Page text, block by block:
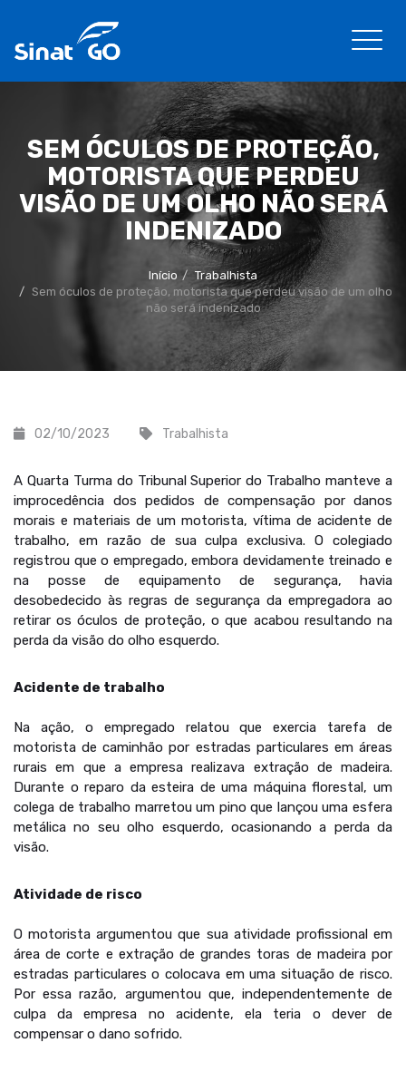
SEM ÓCULOS DE PROTEÇÃO,
MOTORISTA QUE PERDEU
VISÃO DE UM OLHO NÃO SERÁ
INDENIZADO
Início
Trabalhista
Sem óculos de proteção, motorista que perdeu visão de um olho
não será indenizado
02/10/2023 Trabalhista
A Quarta Turma do Tribunal Superior do Trabalho manteve a
improcedência dos pedidos de compensação por danos
morais e materiais de um motorista, vítima de acidente de
trabalho, em razão de sua culpa exclusiva. O colegiado
registrou que o empregado, embora devidamente treinado e
na posse de equipamento de segurança, havia
desobedecido às regras de segurança da empregadora ao
retirar os óculos de proteção, o que acabou resultando na
perda da visão do olho esquerdo.
Acidente de trabalho
Na ação, o empregado relatou que exercia tarefa de
motorista de caminhão por estradas particulares em áreas
rurais em que a empresa realizava extração de madeira.
Durante o reparo da esteira de uma máquina florestal, um
colega de trabalho marretou um pino que lançou uma esfera
metálica no seu olho esquerdo, ocasionando a perda da
visão.
Atividade de risco
O motorista argumentou que sua atividade profissional em
área de corte e extração de grandes toras de madeira por
estradas particulares o colocava em uma situação de risco.
Por essa razão, argumentou que, independentemente de
culpa da empresa no acidente, ela teria o dever de
compensar o dano sofrido.